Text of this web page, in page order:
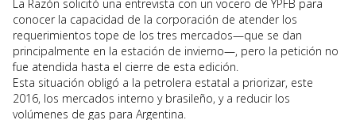
La Razón solicitó una entrevista con un vocero de YPFB para
conocer la capacidad de la corporación de atender los
requerimientos tope de los tres mercados—que se dan
principalmente en la estación de invierno—, pero la petición no
fue atendida hasta el cierre de esta edición.
Esta situación obligó a la petrolera estatal a priorizar, este
2016, los mercados interno y brasileño, y a reducir los
volúmenes de gas para Argentina.